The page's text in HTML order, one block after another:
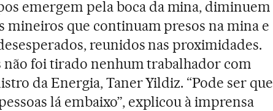
emergem pela boca da mina, diminuem
mineiros que continuam presos na mina e
reunidos nas proximidades.
não foi tirado nenhum trabalhador com
da Energia, Taner Yildiz. “Pode ser que
lá embaixo”, explicou à imprensa